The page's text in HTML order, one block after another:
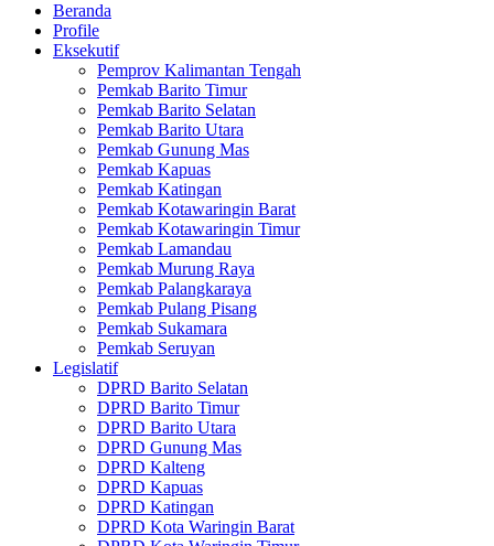
Beranda
Profile
Eksekutif
Pemprov Kalimantan Tengah
Pemkab Barito Timur
Pemkab Barito Selatan
Pemkab Barito Utara
Pemkab Gunung Mas
Pemkab Kapuas
Pemkab Katingan
Pemkab Kotawaringin Barat
Pemkab Kotawaringin Timur
Pemkab Lamandau
Pemkab Murung Raya
Pemkab Palangkaraya
Pemkab Pulang Pisang
Pemkab Sukamara
Pemkab Seruyan
Legislatif
DPRD Barito Selatan
DPRD Barito Timur
DPRD Barito Utara
DPRD Gunung Mas
DPRD Kalteng
DPRD Kapuas
DPRD Katingan
DPRD Kota Waringin Barat